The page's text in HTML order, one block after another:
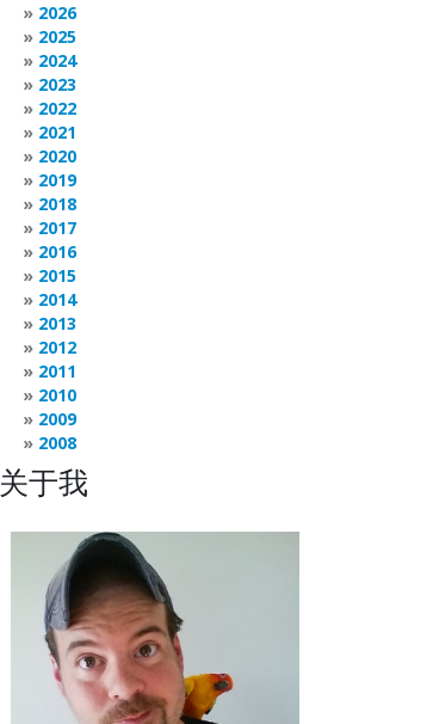
2026
2025
2024
2023
2022
2021
2020
2019
2018
2017
2016
2015
2014
2013
2012
2011
2010
2009
2008
关于我